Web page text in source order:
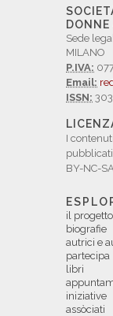
DONNE
Sede
MILANO
P.IVA:
Email:
ISSN:
I
pubblicati
BY-NC-
il progetto
biografie
autrici e
partecipa
libri
iniziative
assòciati